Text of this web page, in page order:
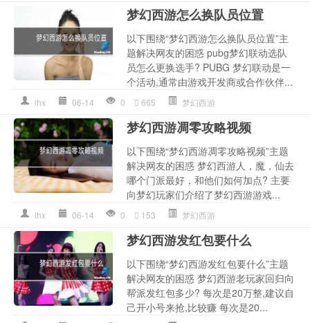
梦幻西游怎么换队员位置
以下围绕“梦幻西游怎么换队员位置”主
题解决网友的困惑 pubg梦幻联动选队
员怎么更换选手? PUBG 梦幻联动是一
个活动,通常由游戏开发商或合作伙伴...
lhx 06-14 0 665 梦幻西游
梦幻西游凋零攻略视频
以下围绕“梦幻西游凋零攻略视频”主题
解决网友的困惑 梦幻西游人，魔，仙去
哪个门派最好，和他们如何加点? 主要
向梦幻玩家们介绍了梦幻西游游戏...
lhx 06-14 0 153 梦幻西游
梦幻西游发红包要什么
以下围绕“梦幻西游发红包要什么”主题
解决网友的困惑 梦幻西游老玩家回归向
帮派发红包多少? 每次是20万整,建议自
己开小号来抢,比较赚 每次是20...